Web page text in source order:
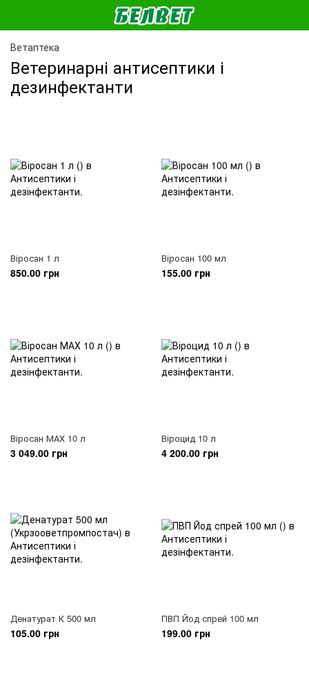
Ветаптека
Ветеринарні антисептики і
дезинфектанти
Віросан 1 л
850.00 грн
Віросан 100 мл
155.00 грн
Віросан МАХ 10 л
3 049.00 грн
Віроцид 10 л
4 200.00 грн
Денатурат К 500 мл
105.00 грн
ПВП Йод спрей 100 мл
199.00 грн